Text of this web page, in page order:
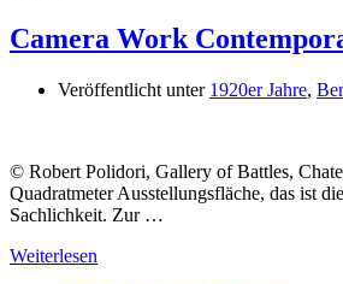
Camera Work
Veröffentlicht unter 1920er Jahre,
© Robert Polidori, Gallery of Battles,
Quadratmeter Ausstellungsfläche, das ist
Sachlichkeit. Zur …
Weiterlesen